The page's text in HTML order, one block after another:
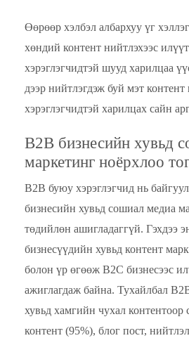
Өөрөөр хэлбэл албархуу үг
хөндий контент нийтлэхээс
хэрэглэгчидтэй шууд харилцаа
дээр нийтлэгдэж буй мэт контент
хэрэглэгчидтэй харилцах сайн
B2B бизнесийн хувьд
маркетинг ноёрхлоо
B2B буюу хэрэглэгчид нь
бизнесийн хувьд сошиал медиа
төдийлөн ашигладаггүй. Гэхдээ
бизнесүүдийн хувьд контент
болон үр өгөөж B2C бизнесээс
ажиглагдаж байна. Тухайлбал
хувьд хамгийн чухал контентоор
контент (95%), блог пост,